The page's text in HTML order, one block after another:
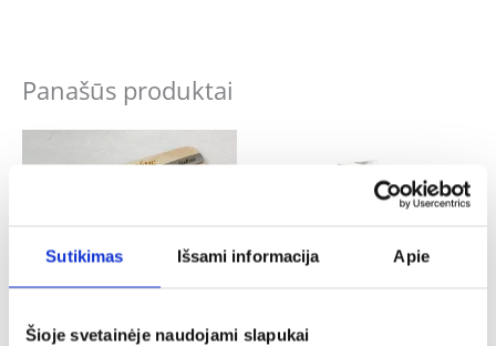
Sutikimas Išsami informacija Apie
Šioje svetainėje naudojami slapukai
Panašūs produktai